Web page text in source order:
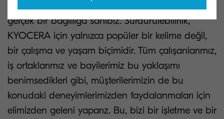
gerçek bir bağlılığa sahibiz. Sürdürülebilirlik,
KYOCERA için yalnızca popüler bir kelime değil,
bir çalışma ve yaşam biçimidir. Tüm çalışanlarımız,
iş ortaklarımız ve bayilerimiz bu yaklaşımı
benimsedikleri gibi, müşterilerimizin de bu
konudaki deneyimlerimizden faydalanmaları için
elimizden geleni yaparız. Bu, bizi bir işletme ve bir